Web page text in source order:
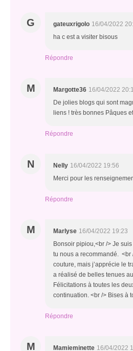
G gateuxrigolo 16/04/2022
ha c est a visiter bisous
Répondre
M Margotte36 16/04/2022
De jolies blogs qui sont
liens ! très bonnes Pâques
Répondre
N Nelly 16/04/2022 19:56
Merci pour les
Répondre
M Marlyse 16/04/2022 19:23
Bonsoir pipiou,<br /> Je
tu nous a recommandé. <br
couture, mais j’apprécie le
a réalisé de belles tenues
Félicitations à toutes les
continuation. <br /> Bises à
Répondre
M Mamieminette 16/04/2022